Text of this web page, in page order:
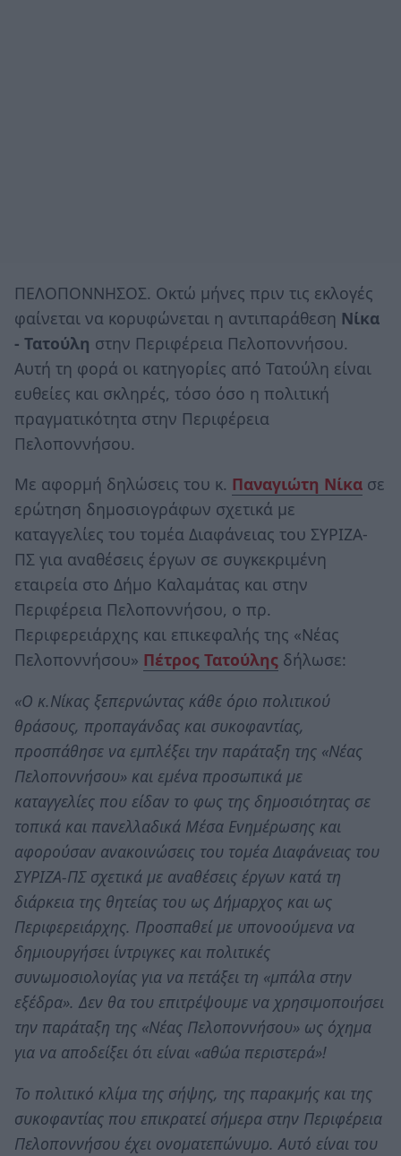
ΠΕΛΟΠΟΝΝΗΣΟΣ. Οκτώ μήνες πριν τις εκλογές
φαίνεται να κορυφώνεται η αντιπαράθεση Νίκα
- Τατούλη στην Περιφέρεια Πελοποννήσου.
Αυτή τη φορά οι κατηγορίες από Τατούλη είναι
ευθείες και σκληρές, τόσο όσο η πολιτική
πραγματικότητα στην Περιφέρεια
Πελοποννήσου.
Με αφορμή δηλώσεις του κ. Παναγιώτη Νίκα σε
ερώτηση δημοσιογράφων σχετικά με
καταγγελίες του τομέα Διαφάνειας του ΣΥΡΙΖΑ-
ΠΣ για αναθέσεις έργων σε συγκεκριμένη
εταιρεία στο Δήμο Καλαμάτας και στην
Περιφέρεια Πελοποννήσου, ο πρ.
Περιφερειάρχης και επικεφαλής της «Νέας
Πελοποννήσου» Πέτρος Τατούλης δήλωσε:
«Ο κ.Νίκας ξεπερνώντας κάθε όριο πολιτικού
θράσους, προπαγάνδας και συκοφαντίας,
προσπάθησε να εμπλέξει την παράταξη της «Νέας
Πελοποννήσου» και εμένα προσωπικά με
καταγγελίες που είδαν το φως της δημοσιότητας σε
τοπικά και πανελλαδικά Μέσα Ενημέρωσης και
αφορούσαν ανακοινώσεις του τομέα Διαφάνειας του
ΣΥΡΙΖΑ-ΠΣ σχετικά με αναθέσεις έργων κατά τη
διάρκεια της θητείας του ως Δήμαρχος και ως
Περιφερειάρχης. Προσπαθεί με υπονοούμενα να
δημιουργήσει ίντριγκες και πολιτικές
συνωμοσιολογίας για να πετάξει τη «μπάλα στην
εξέδρα». Δεν θα του επιτρέψουμε να χρησιμοποιήσει
την παράταξη της «Νέας Πελοποννήσου» ως όχημα
για να αποδείξει ότι είναι «αθώα περιστερά»!
Το πολιτικό κλίμα της σήψης, της παρακμής και της
συκοφαντίας που επικρατεί σήμερα στην Περιφέρεια
Πελοποννήσου έχει ονοματεπώνυμο. Αυτό είναι του